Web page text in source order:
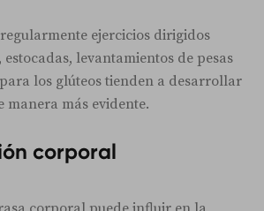
ejercicios dirigidos
levantamientos de pesas
los glúteos tienden a desarrollar
manera más evidente.
corporal